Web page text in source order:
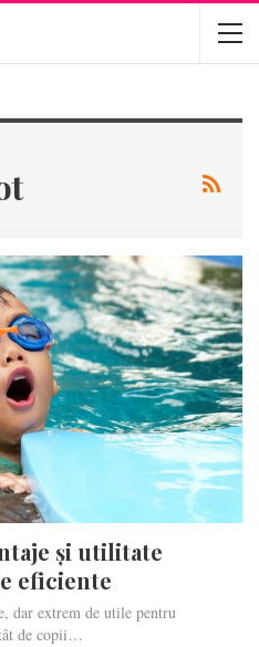
și utilitate
eficiente
dar extrem de utile pentru
de copii…